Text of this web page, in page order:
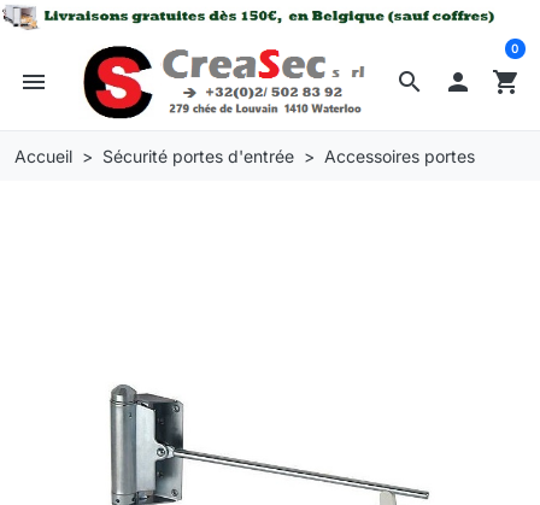
search
menu  shopping_cart
0
Accueil Sécurité portes d'entrée Accessoires portes